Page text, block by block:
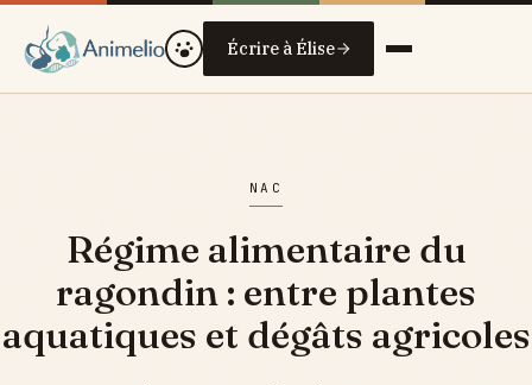
Écrire à Élise
NAC
Régime alimentaire du
ragondin : entre plantes
aquatiques et dégâts agricoles